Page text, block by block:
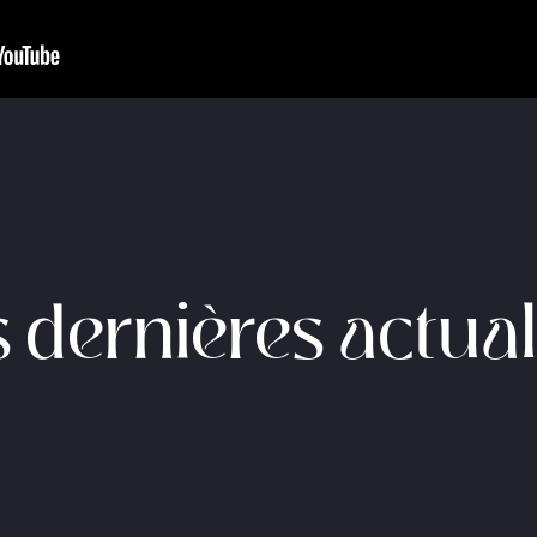
dernières